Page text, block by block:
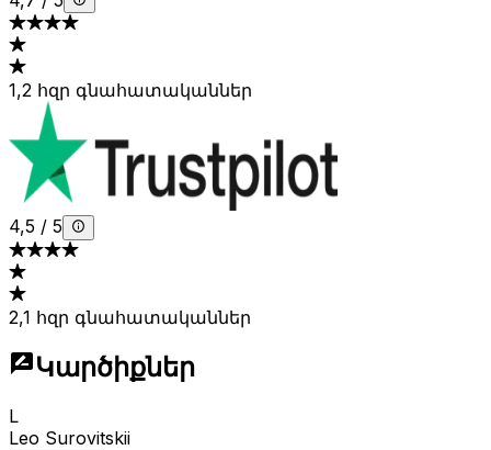
1,2 հզր գնահատականներ
4,5 / 5
2,1 հզր գնահատականներ
Կարծիքներ
L
Leo Surovitskii